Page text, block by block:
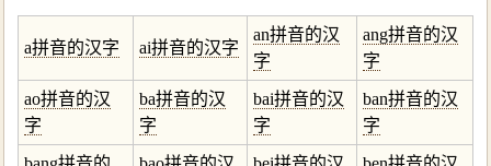
a拼音的汉字 ai拼音的汉字
an拼音的汉
字
ang拼音的汉
字
ao拼音的汉
字
ba拼音的汉
字
bai拼音的汉
字
ban拼音的汉
字